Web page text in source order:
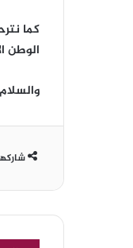
كما
الوطن